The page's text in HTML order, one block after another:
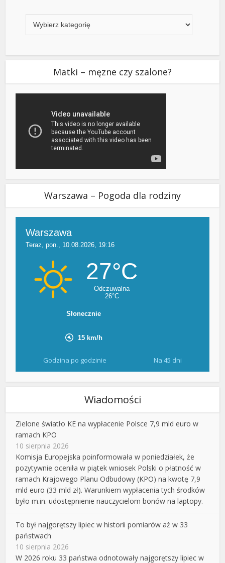
Matki – męzne czy szalone?
Warszawa – Pogoda dla rodziny
Godzina po godzinie Na 45 dni
Wiadomości
Zielone światło KE na wypłacenie Polsce 7,9 mld euro w
ramach KPO
10 sierpnia 2026
Komisja Europejska poinformowała w poniedziałek, że
pozytywnie oceniła w piątek wniosek Polski o płatność w
ramach Krajowego Planu Odbudowy (KPO) na kwotę 7,9
mld euro (33 mld zł). Warunkiem wypłacenia tych środków
było m.in. udostępnienie nauczycielom bonów na laptopy.
To był najgorętszy lipiec w historii pomiarów aż w 33
państwach
10 sierpnia 2026
W 2026 roku 33 państwa odnotowały najgorętszy lipiec w